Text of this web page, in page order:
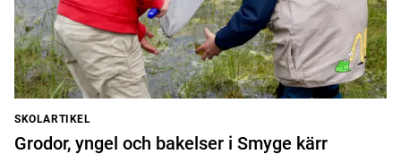
SKOLARTIKEL
Grodor, yngel och bakelser i Smyge kärr